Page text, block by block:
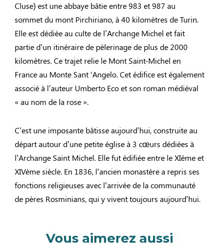
Cluse) est une abbaye bâtie entre 983 et 987 au
sommet du mont Pirchiriano, à 40 kilomètres de Turin.
Elle est dédiée au culte de l’Archange Michel et fait
partie d’un itinéraire de pèlerinage de plus de 2000
kilomètres. Ce trajet relie le Mont Saint-Michel en
France au Monte Sant ‘Angelo. Cet édifice est également
associé à l’auteur Umberto Eco et son roman médiéval
« au nom de la rose ».
C’est une imposante bâtisse aujourd’hui, construite au
départ autour d’une petite église à 3 cœurs dédiées à
l’Archange Saint Michel. Elle fut édifiée entre le XIème et
XIVème siècle. En 1836, l’ancien monastère a repris ses
fonctions religieuses avec l’arrivée de la communauté
de pères Rosminians, qui y vivent toujours aujourd’hui.
Vous aimerez aussi